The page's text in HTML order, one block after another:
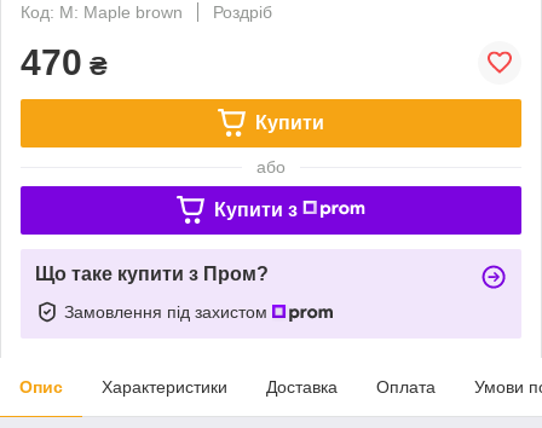
Код: M: Maple brown
Роздріб
470 ₴
Купити
або
Купити з
Що таке купити з Пром?
Замовлення під захистом
Опис Характеристики Доставка Оплата Умови